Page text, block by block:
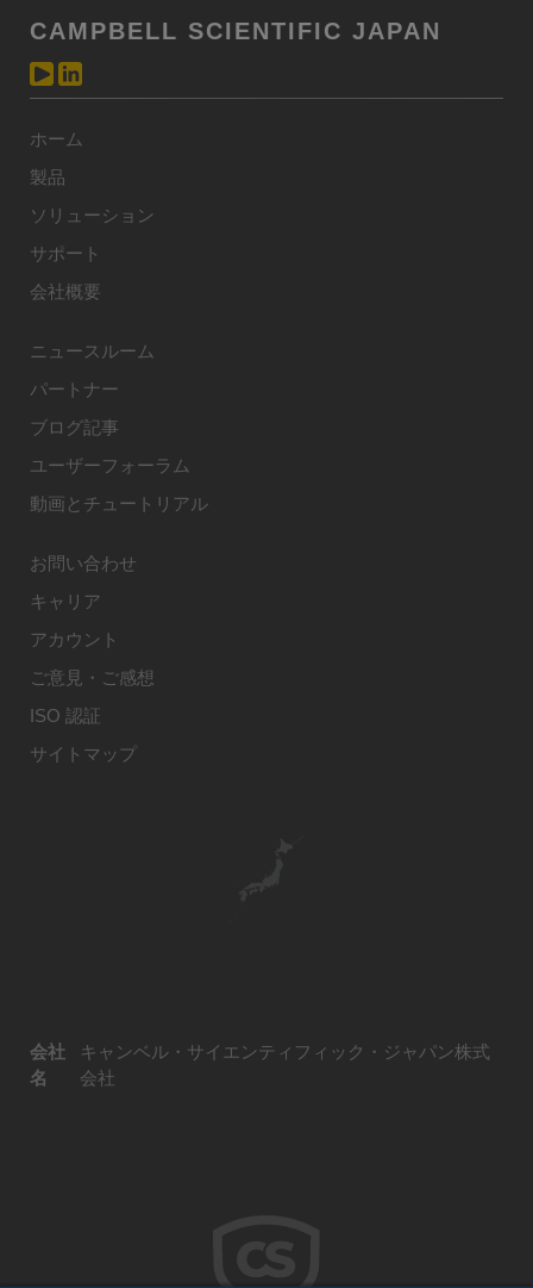
CAMPBELL SCIENTIFIC JAPAN
ホーム
製品
ソリューション
サポート
会社概要
ニュースルーム
パートナー
ブログ記事
ユーザーフォーラム
動画とチュートリアル
お問い合わせ
キャリア
アカウント
ご意見・ご感想
ISO 認証
サイトマップ
会社
名
キャンベル・サイエンティフィック・ジャパン株式
会社